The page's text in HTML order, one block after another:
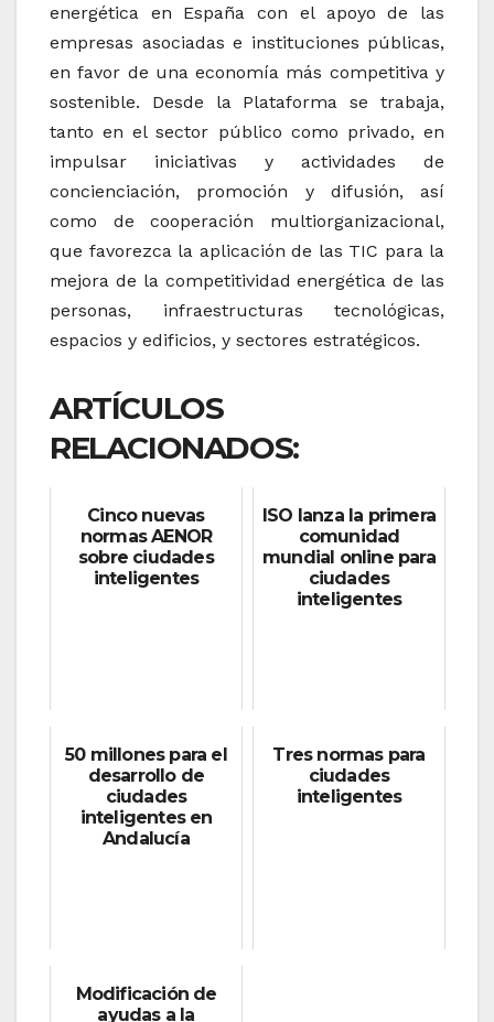
energética en España con el apoyo de las
empresas asociadas e instituciones públicas,
en favor de una economía más competitiva y
sostenible. Desde la Plataforma se trabaja,
tanto en el sector público como privado, en
impulsar iniciativas y actividades de
concienciación, promoción y difusión, así
como de cooperación multiorganizacional,
que favorezca la aplicación de las TIC para la
mejora de la competitividad energética de las
personas, infraestructuras tecnológicas,
espacios y edificios, y sectores estratégicos.
ARTÍCULOS
RELACIONADOS:
Cinco nuevas
normas AENOR
sobre ciudades
inteligentes
ISO lanza la primera
comunidad
mundial online para
ciudades
inteligentes
50 millones para el
desarrollo de
ciudades
inteligentes en
Andalucía
Tres normas para
ciudades
inteligentes
Modificación de
ayudas a la